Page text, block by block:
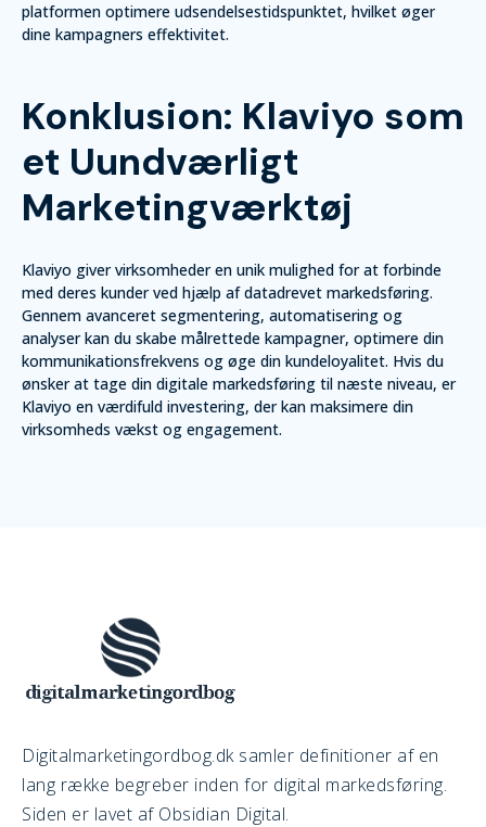
platformen optimere udsendelsestidspunktet, hvilket øger
dine kampagners effektivitet.
Konklusion: Klaviyo som
et Uundværligt
Marketingværktøj
Klaviyo giver virksomheder en unik mulighed for at forbinde
med deres kunder ved hjælp af datadrevet markedsføring.
Gennem avanceret segmentering, automatisering og
analyser kan du skabe målrettede kampagner, optimere din
kommunikationsfrekvens og øge din kundeloyalitet. Hvis du
ønsker at tage din digitale markedsføring til næste niveau, er
Klaviyo en værdifuld investering, der kan maksimere din
virksomheds vækst og engagement.
Digitalmarketingordbog.dk samler definitioner af en
lang række begreber inden for digital markedsføring.
Siden er lavet af Obsidian Digital.